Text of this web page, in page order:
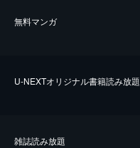
無料マンガ
U-NEXTオリジナル書籍読み放題
雑誌読み放題